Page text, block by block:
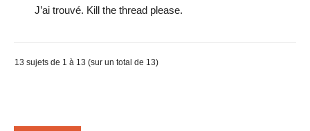
J’ai trouvé. Kill the thread please.
13 sujets de 1 à 13 (sur un total de 13)